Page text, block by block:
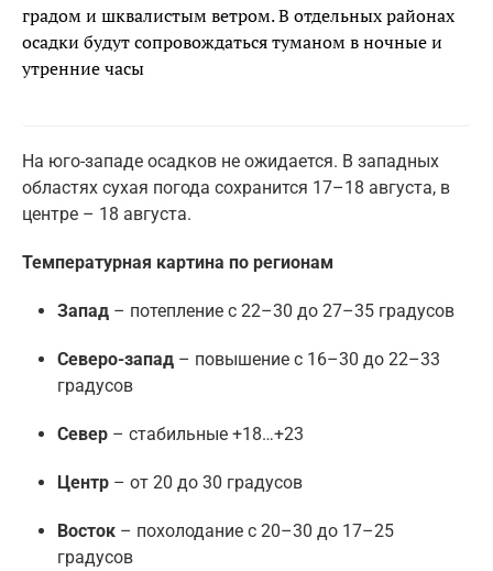
градом и шквалистым ветром. В отдельных районах
осадки будут сопровождаться туманом в ночные и
утренние часы
На юго-западе осадков не ожидается. В западных
областях сухая погода сохранится 17–18 августа, в
центре – 18 августа.
Температурная картина по регионам
Запад – потепление с 22–30 до 27–35 градусов
Северо-запад – повышение с 16–30 до 22–33
градусов
Север – стабильные +18…+23
Центр – от 20 до 30 градусов
Восток – похолодание с 20–30 до 17–25
градусов